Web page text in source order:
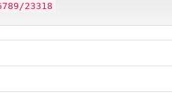
23318